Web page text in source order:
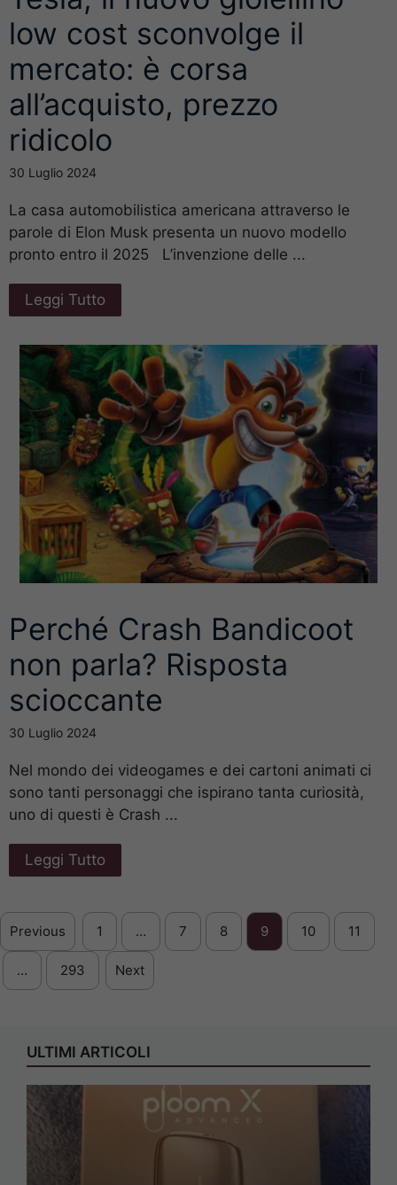
low cost sconvolge il
mercato: è corsa
all’acquisto, prezzo
ridicolo
30 Luglio 2024
La casa automobilistica americana attraverso le
parole di Elon Musk presenta un nuovo modello
pronto entro il 2025 L’invenzione delle ...
Leggi Tutto
Perché Crash Bandicoot
non parla? Risposta
scioccante
30 Luglio 2024
Nel mondo dei videogames e dei cartoni animati ci
sono tanti personaggi che ispirano tanta curiosità,
uno di questi è Crash ...
Leggi Tutto
Previous 1 … 7 8 9 10 11
… 293 Next
ULTIMI ARTICOLI